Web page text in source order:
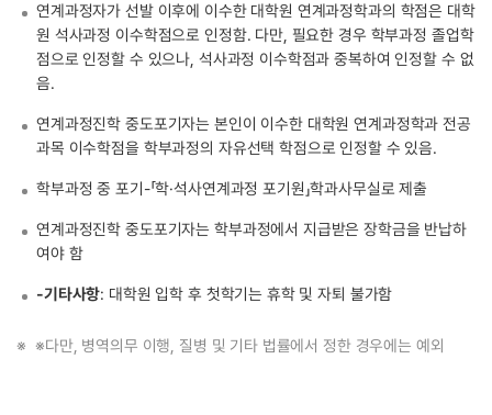
연계과정자가 선발 이후에 이수한 대학원 연계과정학과의 학점은 대학
원 석사과정 이수학점으로 인정함. 다만, 필요한 경우 학부과정 졸업학
점으로 인정할 수 있으나, 석사과정 이수학점과 중복하여 인정할 수 없
음.
연계과정진학 중도포기자는 본인이 이수한 대학원 연계과정학과 전공
과목 이수학점을 학부과정의 자유선택 학점으로 인정할 수 있음.
학부과정 중 포기-「학·석사연계과정 포기원」학과사무실로 제출
연계과정진학 중도포기자는 학부과정에서 지급받은 장학금을 반납하
여야 함
-기타사항: 대학원 입학 후 첫학기는 휴학 및 자퇴 불가함
※다만, 병역의무 이행, 질병 및 기타 법률에서 정한 경우에는 예외